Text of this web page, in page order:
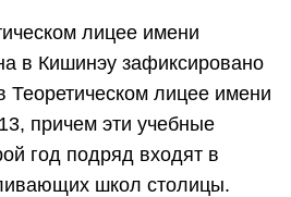
лицее имени
в Кишинэу зафиксировано
Теоретическом лицее имени
причем эти учебные
год подряд входят в
школ столицы.